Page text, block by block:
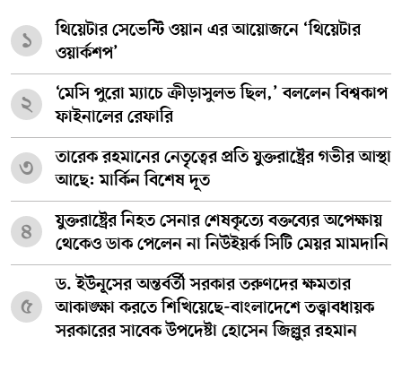
১
থিয়েটার সেভেন্টি ওয়ান এর আয়োজনে ‘থিয়েটার
ওয়ার্কশপ’
২
‘মেসি পুরো ম্যাচে ক্রীড়াসুলভ ছিল,’ বললেন বিশ্বকাপ
ফাইনালের রেফারি
৩
তারেক রহমানের নেতৃত্বের প্রতি যুক্তরাষ্ট্রের গভীর আস্থা
আছে: মার্কিন বিশেষ দূত
৪
যুক্তরাষ্ট্রের নিহত সেনার শেষকৃত্যে বক্তব্যের অপেক্ষায়
থেকেও ডাক পেলেন না নিউইয়র্ক সিটি মেয়র মামদানি
৫
ড. ইউনূসের অন্তর্বর্তী সরকার তরুণদের ক্ষমতার
আকাঙ্ক্ষা করতে শিখিয়েছে-বাংলাদেশে তত্ত্বাবধায়ক
সরকারের সাবেক উপদেষ্টা হোসেন জিল্লুর রহমান